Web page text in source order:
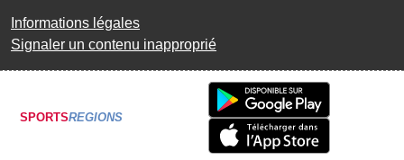
Informations légales
Signaler un contenu inapproprié
SPORTSREGIONS